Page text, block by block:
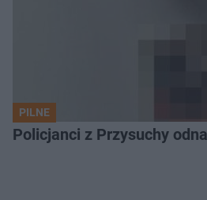
PILNE
Policjanci z Przysuchy